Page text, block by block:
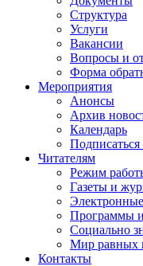
Структура
Услуги
Вакансии
Вопросы и
Форма
Мероприятия
Анонсы
Архив
Календарь
Подписаться
Читателям
Режим
Газеты и
Программы
Социально
Мир равных
Контакты